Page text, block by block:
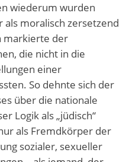
wiederum wurden
moralisch zersetzend
markierte der
die nicht in die
einer
So dehnte sich der
über die nationale
Logik als „jüdisch“
als Fremdkörper der
sozialer, sexueller